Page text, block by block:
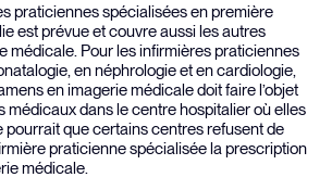
praticiennes spécialisées en première
est prévue et couvre aussi les autres
médicale. Pour les infirmières praticiennes
en néphrologie et en cardiologie,
en imagerie médicale doit faire l’objet
médicaux dans le centre hospitalier où elles
pourrait que certains centres refusent de
praticienne spécialisée la prescription
médicale.